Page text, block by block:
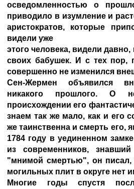
осведомленностью о
приводило в изумление и
аристократов, которые
видели уже
этого человека, видели давно,
своих бабушек. И с тех пор,
совершенно не изменился
Сен-Жермен объявился
никакого прошлого.
происхождении его
знаем так же мало, как и его
же таинственна и смерть его,
1784 году в уединенном
из современников,
"мнимой смертью", он писал,
могильных плит в округе нет
Многие годы спустя